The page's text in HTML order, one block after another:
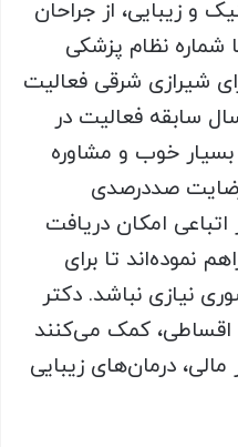
و زیبایی، از جراحان
شماره نظام پزشکی
شیرازی شرقی فعالیت
ایشان بیش از 14 سال سابقه فعالیت در
بسیار خوب و مشاوره
رضایت صددرصدی
امکان دریافت
نموده‌اند تا برای
نیازی نباشد. دکتر
اقساطی، کمک می‌کنند
درمان‌های زیبایی